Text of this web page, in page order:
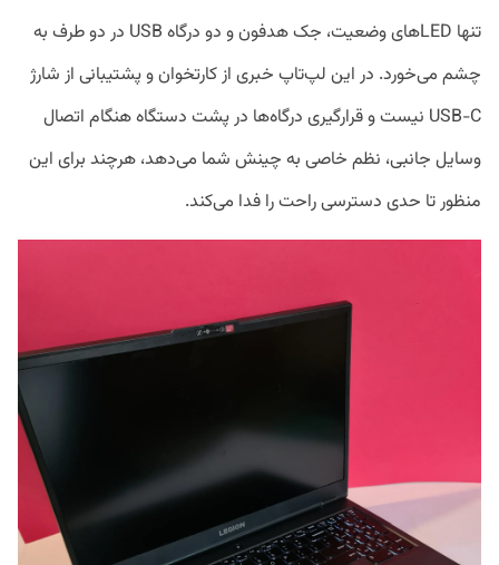
تنها LEDهای وضعیت، جک هدفون و دو درگاه USB در دو طرف به
چشم می‌خورد. در این لپ‌تاپ خبری از کارتخوان و پشتیبانی از شارژ
USB-C نیست و قرارگیری درگاه‌ها در پشت دستگاه هنگام اتصال
وسایل جانبی، نظم خاصی به چینش شما می‌دهد،‌ هرچند برای این
منظور تا حدی دسترسی راحت را فدا می‌کند.